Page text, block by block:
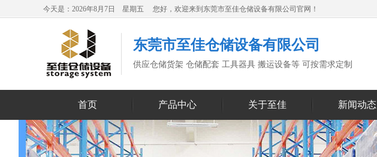
今天是：2026年8月7日 星期五 您好，欢迎来到东莞市至佳仓储设备有限公司官网！
东莞市至佳仓储设备有限公司
供应仓储货架 仓储配套 工具器具 搬运设备等 可按需求定制
首页 产品中心 关于至佳 新闻动态